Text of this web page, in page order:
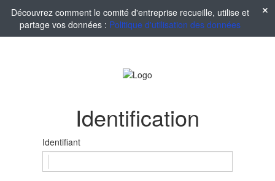
Découvrez comment le comité d'entreprise recueille, utilise et
partage vos données : Politique d'utilisation des données
Identification
Identifiant